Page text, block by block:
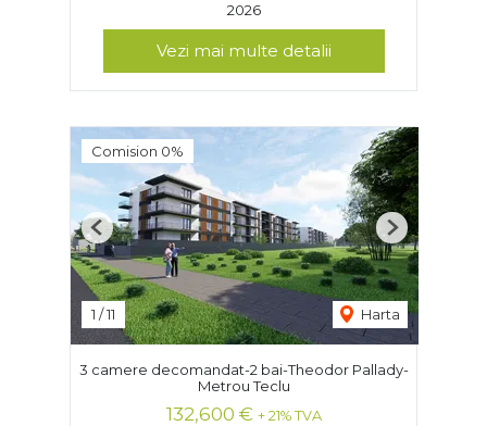
2026
Vezi mai multe detalii
Comision 0%
1 /11 Harta
Previous Next
3 camere decomandat-2 bai-Theodor Pallady-
Metrou Teclu
132,600 € + 21% TVA